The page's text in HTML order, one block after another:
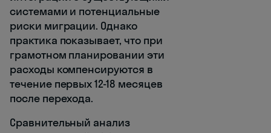
системами и потенциальные
риски миграции. Однако
практика показывает, что при
грамотном планировании эти
расходы компенсируются в
течение первых 12-18 месяцев
после перехода.
Сравнительный анализ